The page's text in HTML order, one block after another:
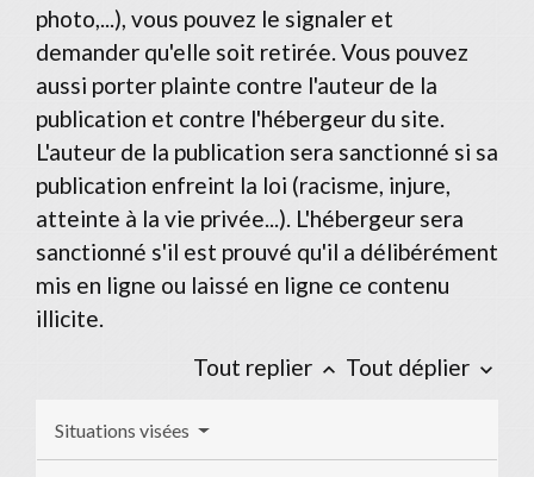
photo,...), vous pouvez le signaler et
demander qu'elle soit retirée. Vous pouvez
aussi porter plainte contre l'auteur de la
publication et contre l'hébergeur du site.
L'auteur de la publication sera sanctionné si sa
publication enfreint la loi (racisme, injure,
atteinte à la vie privée...). L'hébergeur sera
sanctionné s'il est prouvé qu'il a délibérément
mis en ligne ou laissé en ligne ce contenu
illicite.
Tout replier keyboard_arrow_up Tout déplier keyboard_arrow_down
Situations visées